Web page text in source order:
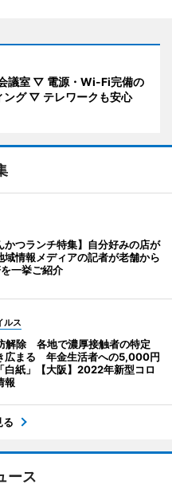
議室 ▽ 電源・Wi-Fi完備の
ング ▽ テレワークも安心
かつランチ特集】自分好みの店が
域情報メディアの記者が老舗から
一挙ご紹介
ルス
解除 各地で濃厚接触者の特定
広まる 年金生活者への5,000円
白紙」【大阪】2022年新型コロ
報
る
ース